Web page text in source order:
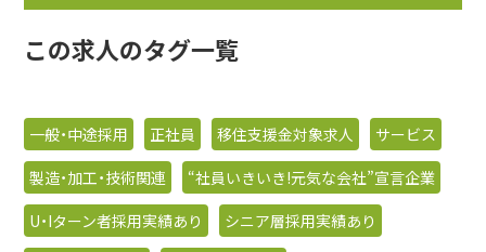
この求人のタグ一覧
一般・中途採用 正社員 移住支援金対象求人
サービス
製造・加工・技術関連
“社員いきいき!元気な会社”宣言企業
U・Iターン者採用実績あり
シニア層採用実績あり